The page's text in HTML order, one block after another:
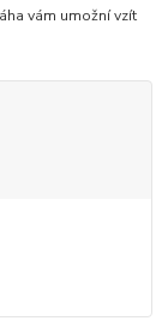
vám umožní vzít